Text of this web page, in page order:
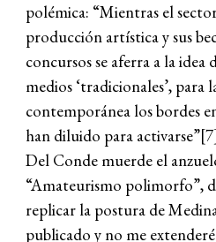
polémica: “Mientras el
producción artística y sus
concursos se aferra a la idea
medios ‘tradicionales’, para
contemporánea los bordes
han diluido para
Del Conde muerde el
“Amateurismo polimorfo”,
replicar la postura de
publicado y no me